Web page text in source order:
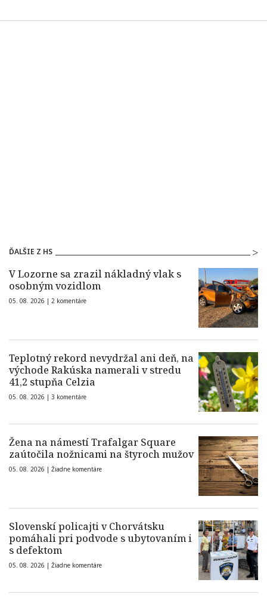
ĎALŠIE Z HS
V Lozorne sa zrazil nákladný vlak s
osobným vozidlom
05. 08. 2026 | 2 komentáre
Teplotný rekord nevydržal ani deň, na
východe Rakúska namerali v stredu
41,2 stupňa Celzia
05. 08. 2026 | 3 komentáre
Žena na námestí Trafalgar Square
zaútočila nožnicami na štyroch mužov
05. 08. 2026 | Žiadne komentáre
Slovenskí policajti v Chorvátsku
pomáhali pri podvode s ubytovaním i
s defektom
05. 08. 2026 | Žiadne komentáre